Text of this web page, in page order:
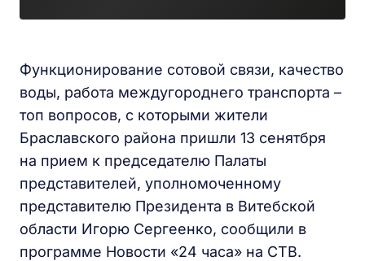
Функционирование сотовой связи, качество
воды, работа междугороднего транспорта –
топ вопросов, с которыми жители
Браславского района пришли 13 сенятбря
на прием к председателю Палаты
представителей, уполномоченному
представителю Президента в Витебской
области Игорю Сергеенко, сообщили в
программе Новости «24 часа» на СТВ.